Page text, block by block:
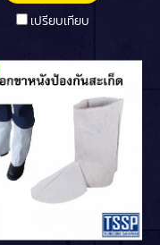
เปรียบเทียบ